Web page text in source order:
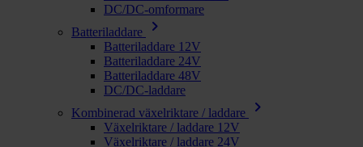
DC/DC-omformare
Batteriladdare
chevron_right
Batteriladdare 12V
Batteriladdare 24V
Batteriladdare 48V
DC/DC-laddare
Kombinerad växelriktare / laddare
chevron_right
Växelriktare / laddare 12V
Växelriktare / laddare 24V